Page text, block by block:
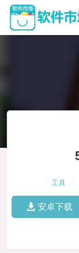
工具
安卓下载